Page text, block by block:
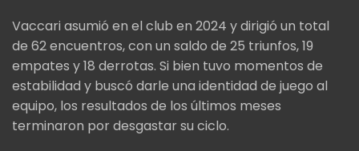
Vaccari asumió en el club en 2024 y dirigió un total
de 62 encuentros, con un saldo de 25 triunfos, 19
empates y 18 derrotas. Si bien tuvo momentos de
estabilidad y buscó darle una identidad de juego al
equipo, los resultados de los últimos meses
terminaron por desgastar su ciclo.